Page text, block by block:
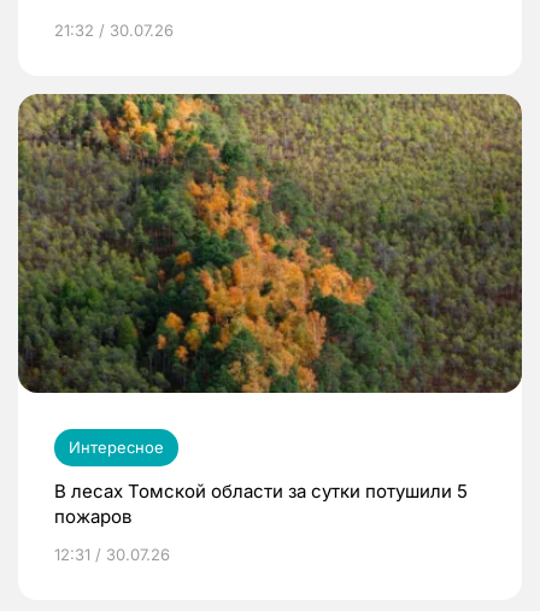
21:32 / 30.07.26
Интересное
В лесах Томской области за сутки потушили 5
пожаров
12:31 / 30.07.26